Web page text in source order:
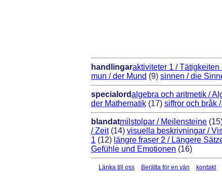
handlingaraktiviteter 1 / Tätigkeiten
mun / der Mund (9) sinnen / die
specialordalgebra och aritmetik /
der Mathematik (17) siffror och bråk
blandatmilstolpar / Meilensteine
/ Zeit(14) visuella beskrivningar /
1 (12) längre fraser 2 / Längere
Gefühle und Emotionen (16)
Länka till oss Berätta för en vän kontakt